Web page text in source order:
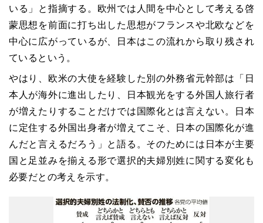
いる」と指摘する。欧州では人間を中心として考える啓
蒙思想を前面に打ち出した思想がフランスや北欧などを
中心に広がっているが、日本はこの流れから取り残され
ているという。
やはり、欧米の大使を経験した別の外務省元幹部は「日
本人が海外に進出したり、日本観光をする外国人旅行者
が増えたりすることだけでは国際化とは言えない。日本
に定住する外国出身者が増えてこそ、日本の国際化が進
んだと言えるだろう」と語る。そのためには日本が主要
国と足並みを揃える形で選択的夫婦別姓に関する変化も
必要だとの考えを示す。